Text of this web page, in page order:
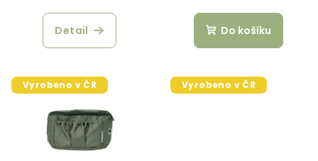
Detail Do košíku
Vyrobeno v ČR Vyrobeno v ČR